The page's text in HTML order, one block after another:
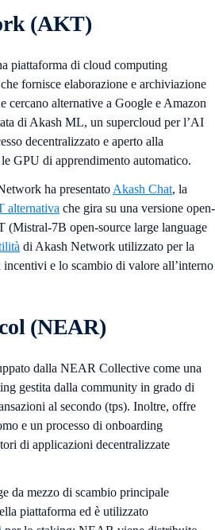
(AKT)
piattaforma di cloud computing
fornisce elaborazione e archiviazione
cercano alternative a Google e Amazon
di Akash ML, un supercloud per l’AI
decentralizzato e aperto alla
GPU di apprendimento automatico.
ha presentato Akash Chat, la
alternativa che gira su una versione open-
(Mistral-7B open-source large language
di Akash Network utilizzato per la
incentivi e lo scambio di valore all’interno
(NEAR)
dalla NEAR Collective come una
gestita dalla community in grado di
al secondo (tps). Inoltre, offre
e un processo di onboarding
di applicazioni decentralizzate
da mezzo di scambio principale
piattaforma ed è utilizzato